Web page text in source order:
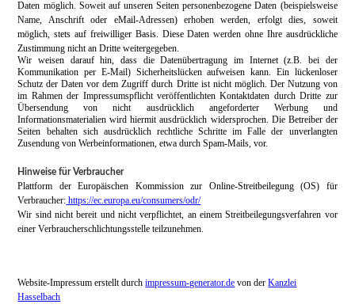
Daten möglich. Soweit auf unseren Seiten personenbezogene Daten (beispielsweise
Name, Anschrift oder eMail-Adressen) erhoben werden, erfolgt dies, soweit
möglich, stets auf freiwilliger Basis. Diese Daten werden ohne Ihre ausdrückliche
Zustimmung nicht an Dritte weitergegeben.
Wir weisen darauf hin, dass die Datenübertragung im Internet (z.B. bei der
Kommunikation per E-Mail) Sicherheitslücken aufweisen kann. Ein lückenloser
Schutz der Daten vor dem Zugriff durch Dritte ist nicht möglich. Der Nutzung von
im Rahmen der Impressumspflicht veröffentlichten Kontaktdaten durch Dritte zur
Übersendung von nicht ausdrücklich angeforderter Werbung und
Informationsmaterialien wird hiermit ausdrücklich widersprochen. Die Betreiber der
Seiten behalten sich ausdrücklich rechtliche Schritte im Falle der unverlangten
Zusendung von Werbeinformationen, etwa durch Spam-Mails, vor.
Hinweise für Verbraucher
Plattform der Europäischen Kommission zur Online-Streitbeilegung (OS) für
Verbraucher: https://ec.europa.eu/consumers/odr/
Wir sind nicht bereit und nicht verpflichtet, an einem Streitbeilegungsverfahren vor
einer Verbraucherschlichtungsstelle teilzunehmen.
Website-Impressum erstellt durchimpressum-generator.de von derKanzlei
Hasselbach